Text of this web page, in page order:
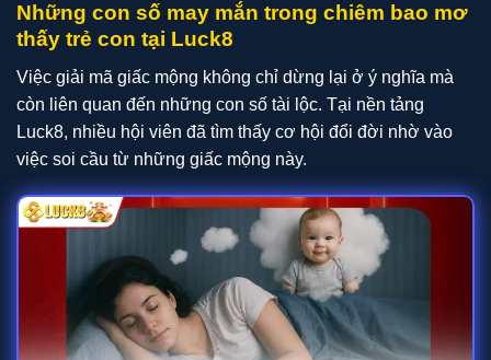
Những con số may mắn trong chiêm bao mơ
thấy trẻ con tại Luck8
Việc giải mã giấc mộng không chỉ dừng lại ở ý nghĩa mà
còn liên quan đến những con số tài lộc. Tại nền tảng
Luck8, nhiều hội viên đã tìm thấy cơ hội đổi đời nhờ vào
việc soi cầu từ những giấc mộng này.